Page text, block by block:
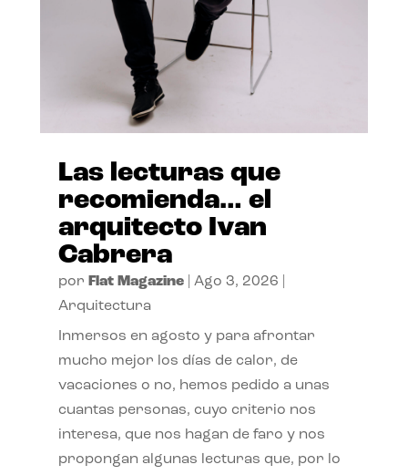
Las lecturas que
recomienda… el
arquitecto Ivan
Cabrera
por Flat Magazine| Ago 3, 2026
Arquitectura
Inmersos en agosto y para afrontar
mucho mejor los días de calor, de
vacaciones o no, hemos pedido a unas
cuantas personas, cuyo criterio nos
interesa, que nos hagan de faro y nos
propongan algunas lecturas que, por lo